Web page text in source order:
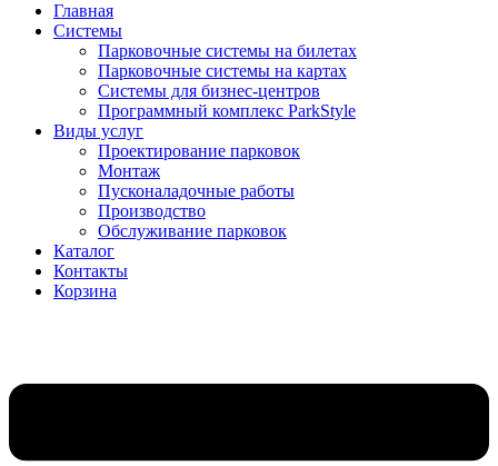
Главная
Системы
Парковочные системы на билетах
Парковочные системы на картах
Системы для бизнес-центров
Программный комплекс ParkStyle
Виды услуг
Проектирование парковок
Монтаж
Пусконаладочные работы
Производство
Обслуживание парковок
Каталог
Контакты
Корзина